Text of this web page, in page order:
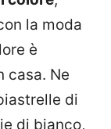
la moda
è
casa. Ne
di
di bianco,